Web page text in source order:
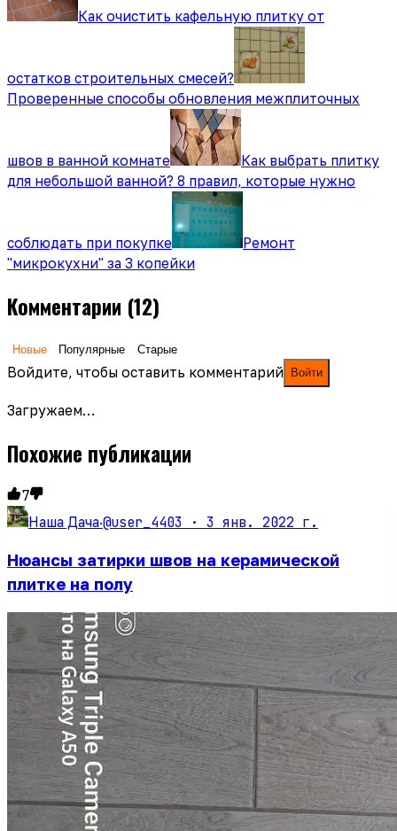
Как очистить кафельную плитку от
остатков строительных смесей?
Проверенные способы обновления межплиточных
швов в ванной комнате
Как выбрать плитку
для небольшой ванной? 8 правил, которые нужно
соблюдать при покупке
Ремонт
"микрокухни" за 3 копейки
Комментарии (12)
Новые Популярные Старые
Войдите, чтобы оставить комментарий Войти
Загружаем…
Похожие публикации
7
Наша Дача·@user_4403 · 3 янв. 2022 г.
Нюансы затирки швов на керамической
плитке на полу